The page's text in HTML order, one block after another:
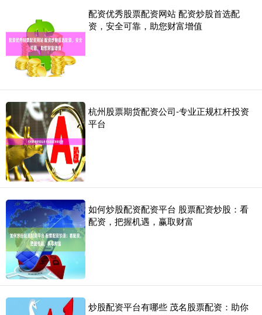
配资优秀股票配资网站 配资炒股首选配
资，安全可靠，助您财富增值
杭州股票期货配资公司-专业正规杠杆投资
平台
如何炒股配资配资平台 股票配资炒股：看
配资，把握机遇，赢取财富
炒股配资平台有哪些 茂名股票配资：助你